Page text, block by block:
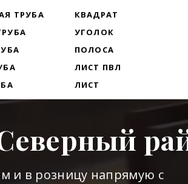
ТРУБА
КВАДРАТ
УГОЛОК
ПОЛОСА
ЛИСТ ПВЛ
ЛИСТ
и в розницу напрямую с